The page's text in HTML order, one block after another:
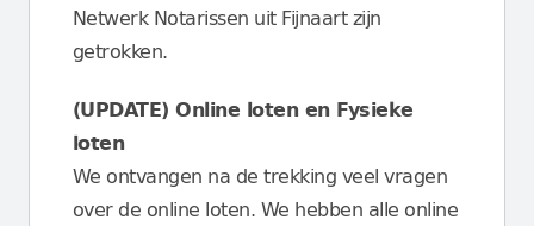
Netwerk Notarissen uit Fijnaart zijn
getrokken.
(UPDATE) Online loten en Fysieke
loten
We ontvangen na de trekking veel vragen
over de online loten. We hebben alle online